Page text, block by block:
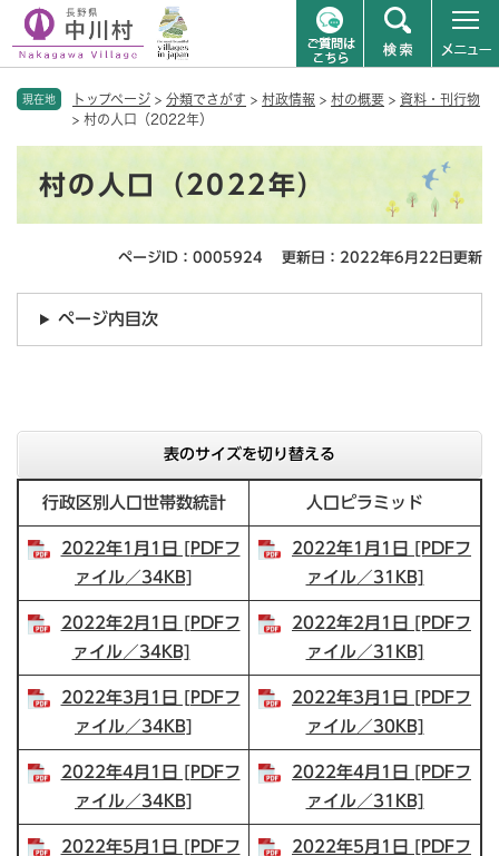
現在地 トップページ > 分類でさがす > 村政情報 > 村の概要 > 資料・刊行物
> 村の人口（2022年）
村の人口（2022年）
ページID：0005924 更新日：2022年6月22日更新
ページ内目次
表のサイズを切り替える
行政区別人口世帯数統計 人口ピラミッド
2022年1月1日 [PDFフ
ァイル／34KB]
2022年1月1日 [PDFフ
ァイル／31KB]
2022年2月1日 [PDFフ
ァイル／34KB]
2022年2月1日 [PDFフ
ァイル／31KB]
2022年3月1日 [PDFフ
ァイル／34KB]
2022年3月1日 [PDFフ
ァイル／30KB]
2022年4月1日 [PDFフ
ァイル／34KB]
2022年4月1日 [PDFフ
ァイル／31KB]
2022年5月1日 [PDFフ
2022年5月1日 [PDFフ